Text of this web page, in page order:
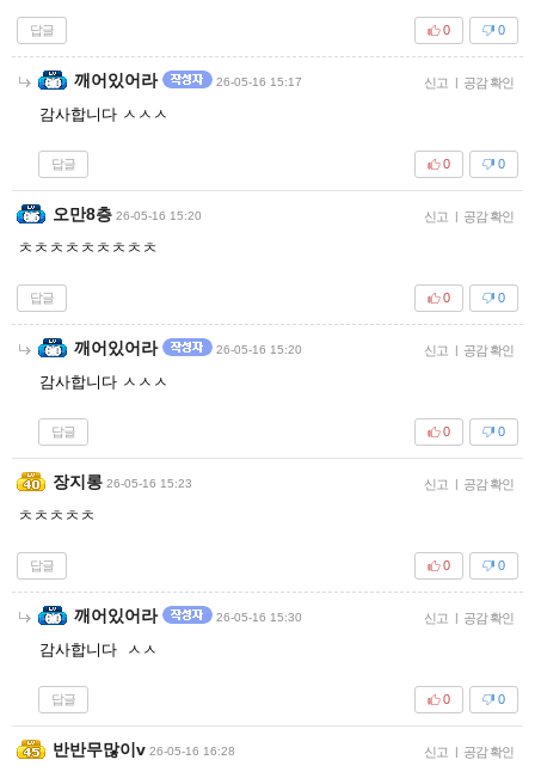
답글 0
0
깨어있어라 26-05-16 15:17 신고 | 공감 확인
감사합니다 ㅅㅅㅅ
답글 0
0
오만8층 26-05-16 15:20 신고 | 공감 확인
ㅊㅊㅊㅊㅊㅊㅊㅊㅊ
답글 0
0
깨어있어라 26-05-16 15:20 신고 | 공감 확인
감사합니다 ㅅㅅㅅ
답글 0
0
장지롱 26-05-16 15:23 신고 | 공감 확인
ㅊㅊㅊㅊㅊ
답글 0
0
깨어있어라 26-05-16 15:30 신고 | 공감 확인
감사합니다 ㅅㅅ
답글 0
0
반반무많이v 26-05-16 16:28 신고 | 공감 확인